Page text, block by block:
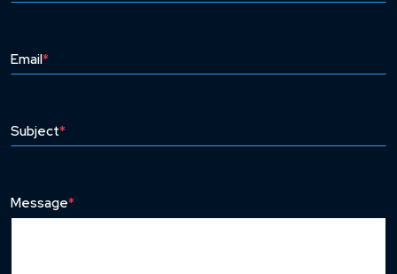
Email*
Subject*
Message*